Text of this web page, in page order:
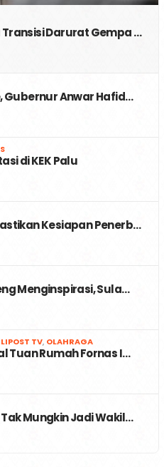
Transisi Darurat Gempa …
Gubernur Anwar Hafid…
di KEK Palu
Kesiapan Penerb…
Menginspirasi, Sula…
TV, OLAHRAGA
Tuan Rumah Fornas I…
Mungkin Jadi Wakil…